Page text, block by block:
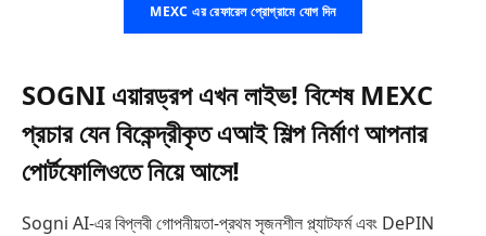
MEXC এর রেফারেল প্রোগ্রামে যোগ দিন
SOGNI এয়ারড্রপ এখন লাইভ! বিশেষ MEXC
প্রচার যেন বিকেন্দ্রীকৃত এআই শিল্প নির্মাণ আপনার
পোর্টফোলিওতে নিয়ে আসে!
Sogni AI-এর বিপ্লবী গোপনীয়তা-প্রথম সৃজনশীল প্ল্যাটফর্ম এবং DePIN